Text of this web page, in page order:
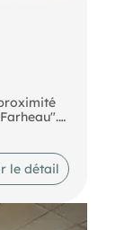
des
le détail